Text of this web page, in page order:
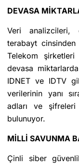
DEVASA
Veri analizcileri,
terabayt
Telekom
devasa
IDNET ve IDTV
verilerinin yanı
adları ve şifreleri
bulunuyor.
MİLLİ SAVUNMA
Çinli siber